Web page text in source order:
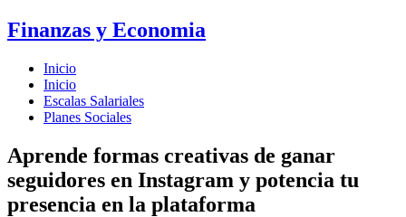
Finanzas y Economia
Inicio
Inicio
Escalas Salariales
Planes Sociales
Aprende formas creativas de ganar
seguidores en Instagram y potencia tu
presencia en la plataforma